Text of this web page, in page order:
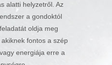
alatti helyzetről. Az
a gondoktól
oldja meg
fontos a szép
energiája erre a